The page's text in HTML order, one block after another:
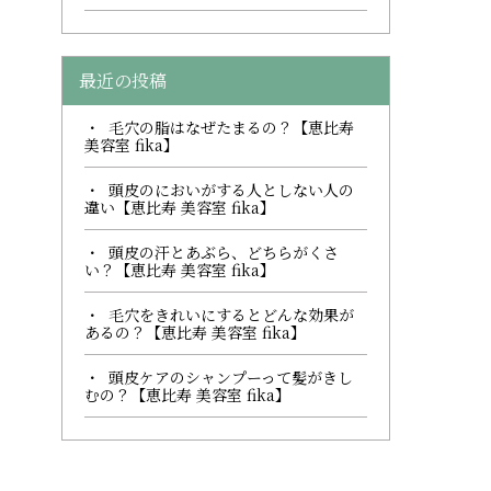
最近の投稿
毛穴の脂はなぜたまるの？【恵比寿
美容室 fika】
頭皮のにおいがする人としない人の
違い【恵比寿 美容室 fika】
頭皮の汗とあぶら、どちらがくさ
い？【恵比寿 美容室 fika】
毛穴をきれいにするとどんな効果が
あるの？【恵比寿 美容室 fika】
頭皮ケアのシャンプーって髪がきし
むの？【恵比寿 美容室 fika】